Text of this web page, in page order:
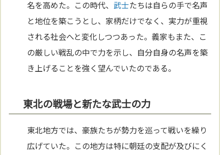
名を高めた。この時代、 武士たちは自らの手で名声
と地位を築こうとし、家柄だけでなく、実力が重視
される社会へと変化しつつあった。義家もまた、こ
の厳しい戦乱の中で力を示し、自分自身の名声を築
き上げることを強く望んでいたのである。
東北の戦場と新たな武士の力
東北地方では、豪族たちが勢力を巡って戦いを繰り
広げていた。この地方は特に朝廷の支配が及びにく